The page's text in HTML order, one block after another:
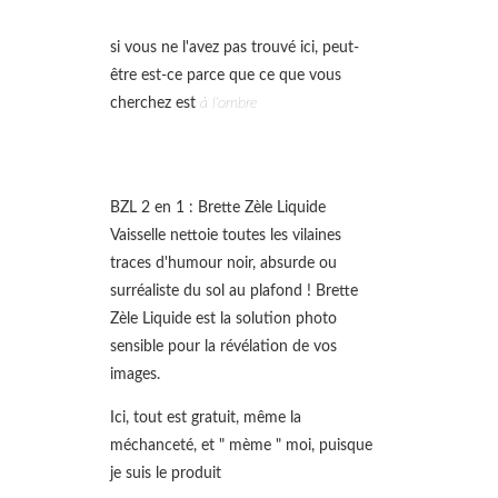
si vous ne l'avez pas trouvé ici, peut-
être est-ce parce que ce que vous
cherchez està l'ombre
BZL 2 en 1 : Brette Zèle Liquide
Vaisselle nettoie toutes les vilaines
traces d'humour noir, absurde ou
surréaliste du sol au plafond ! Brette
Zèle Liquide est la solution photo
sensible pour la révélation de vos
images.
Ici, tout est gratuit, même la
méchanceté, et " mème " moi, puisque
je suis le produit